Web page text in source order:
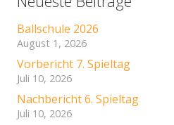
Ballschule 2026
August 1, 2026
Vorbericht 7. Spieltag
Juli 10, 2026
Nachbericht 6. Spieltag
Juli 10, 2026